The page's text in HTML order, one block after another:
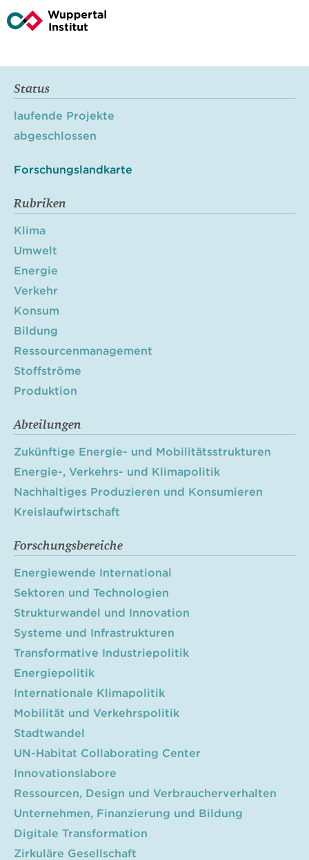
Status
laufende Projekte
abgeschlossen
Forschungslandkarte
Rubriken
Klima
Umwelt
Energie
Verkehr
Konsum
Bildung
Ressourcenmanagement
Stoffströme
Produktion
Abteilungen
Zukünftige Energie- und Mobilitätsstrukturen
Energie-, Verkehrs- und Klimapolitik
Nachhaltiges Produzieren und Konsumieren
Kreislaufwirtschaft
Forschungsbereiche
Energiewende International
Sektoren und Technologien
Strukturwandel und Innovation
Systeme und Infrastrukturen
Transformative Industriepolitik
Energiepolitik
Internationale Klimapolitik
Mobilität und Verkehrspolitik
Stadtwandel
UN-Habitat Collaborating Center
Innovationslabore
Ressourcen, Design und Verbraucherverhalten
Unternehmen, Finanzierung und Bildung
Digitale Transformation
Zirkuläre Gesellschaft